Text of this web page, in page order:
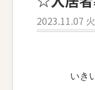
2023.11.07 火
いき